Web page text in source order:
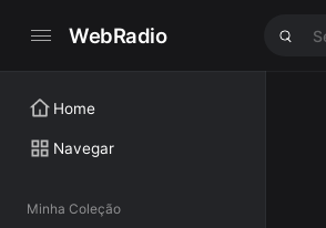
WebRadio
Home
Navegar
Minha Coleção